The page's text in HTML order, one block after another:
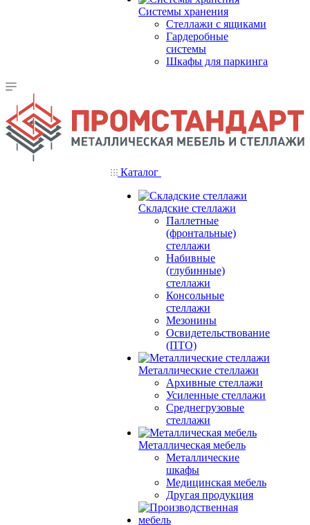
Системы хранения
Стеллажи с ящиками
Гардеробные
системы
Шкафы для паркинга
Каталог
Складские стеллажи
Паллетные
(фронтальные)
стеллажи
Набивные
(глубинные)
стеллажи
Консольные
стеллажи
Мезонины
Освидетельствование
(ПТО)
Металлические стеллажи
Архивные стеллажи
Усиленные стеллажи
Среднегрузовые
стеллажи
Металлическая мебель
Металлические
шкафы
Медицинская мебель
Другая продукция